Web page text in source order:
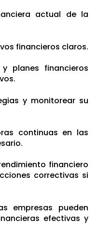
actual de la
financieros claros.
planes financieros
y monitorear su
continuas en las
financiero
correctivas si
empresas pueden
efectivas y